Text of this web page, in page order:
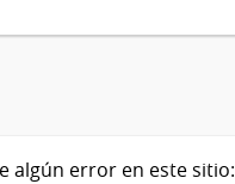
algún error en este sitio: